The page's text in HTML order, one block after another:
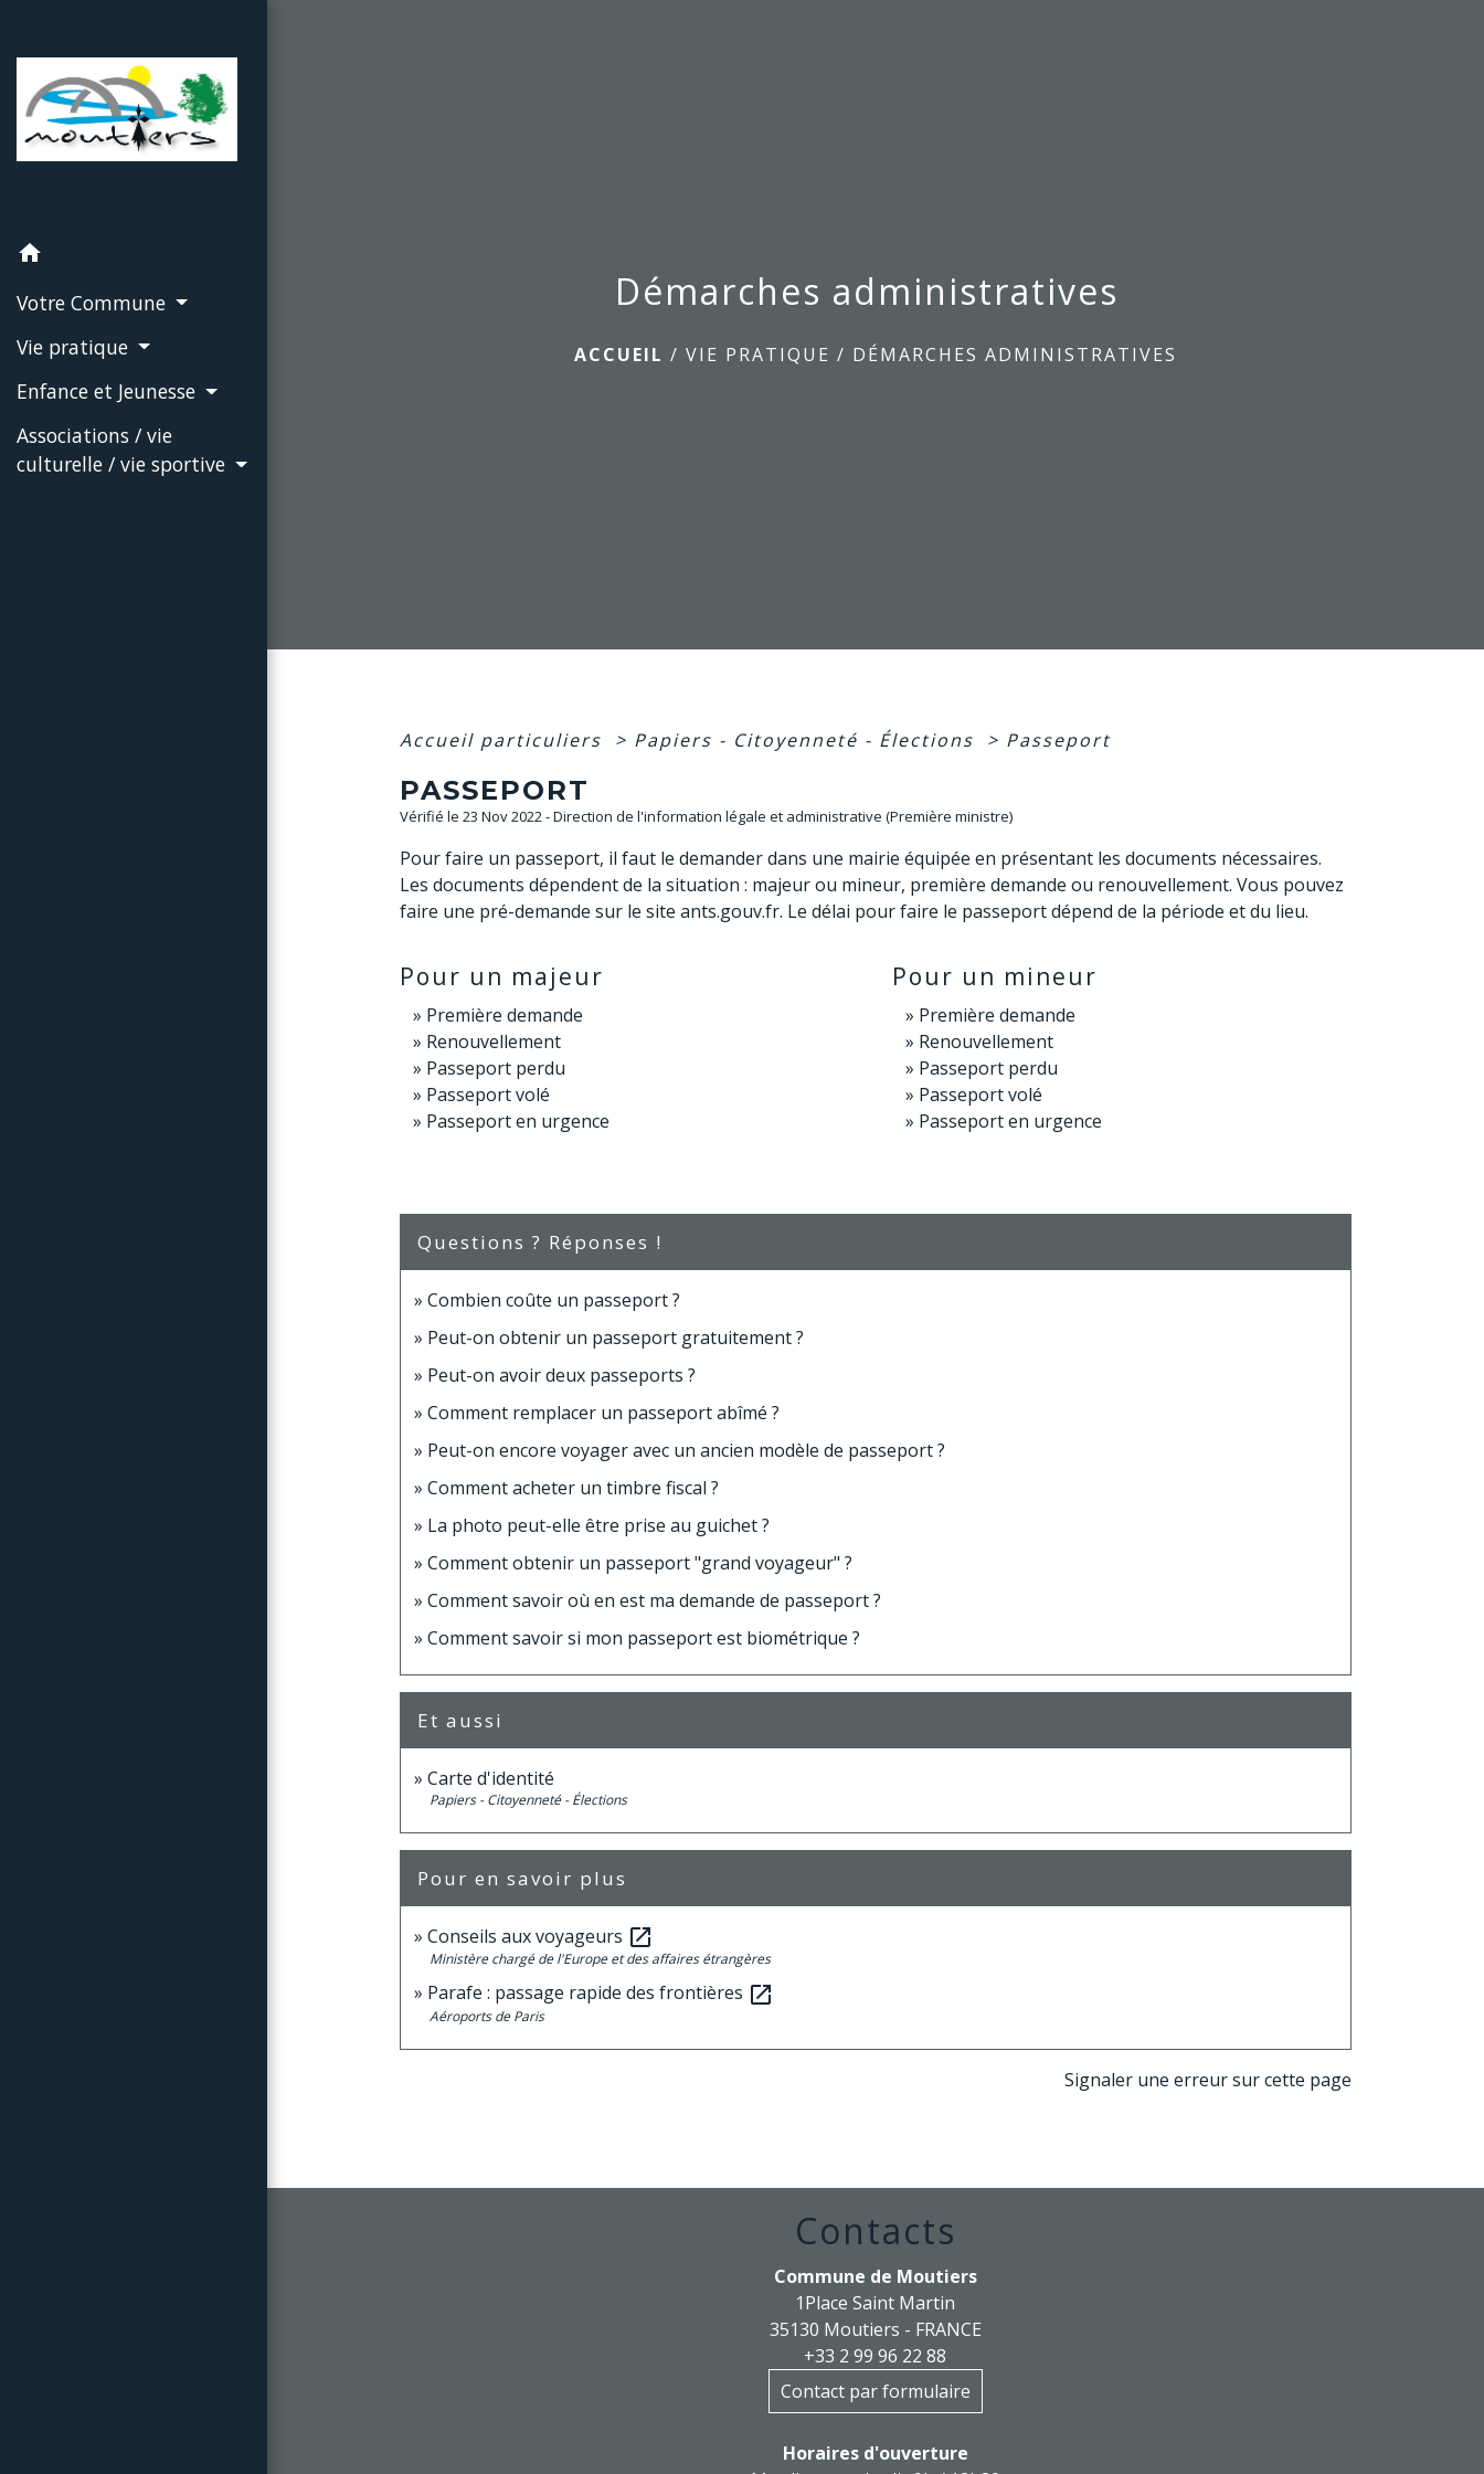
home
Votre Commune
Vie pratique
Enfance et Jeunesse
Associations / vie
culturelle / vie sportive
Démarches administratives
ACCUEIL / VIE PRATIQUE / DÉMARCHES ADMINISTRATIVES
Accueil particuliers > Papiers - Citoyenneté - Élections > Passeport
PASSEPORT
Vérifié le 23 Nov 2022 - Direction de l'information légale et administrative (Première ministre)
Pour faire un passeport, il faut le demander dans une mairie équipée en présentant les documents nécessaires.
Les documents dépendent de la situation : majeur ou mineur, première demande ou renouvellement. Vous pouvez
faire une pré-demande sur le site ants.gouv.fr. Le délai pour faire le passeport dépend de la période et du lieu.
Pour un majeur
Première demande
Renouvellement
Passeport perdu
Passeport volé
Passeport en urgence
Pour un mineur
Première demande
Renouvellement
Passeport perdu
Passeport volé
Passeport en urgence
Questions ? Réponses !
Combien coûte un passeport ?
Peut-on obtenir un passeport gratuitement ?
Peut-on avoir deux passeports ?
Comment remplacer un passeport abîmé ?
Peut-on encore voyager avec un ancien modèle de passeport ?
Comment acheter un timbre fiscal ?
La photo peut-elle être prise au guichet ?
Comment obtenir un passeport "grand voyageur" ?
Comment savoir où en est ma demande de passeport ?
Comment savoir si mon passeport est biométrique ?
Et aussi
Carte d'identité
Papiers - Citoyenneté - Élections
Pour en savoir plus
Conseils aux voyageurs open_in_new
Ministère chargé de l'Europe et des affaires étrangères
Parafe : passage rapide des frontières open_in_new
Aéroports de Paris
Signaler une erreur sur cette page
Contacts
Commune de Moutiers
1Place Saint Martin
35130 Moutiers - FRANCE
+33 2 99 96 22 88
Contact par formulaire
Horaires d'ouverture